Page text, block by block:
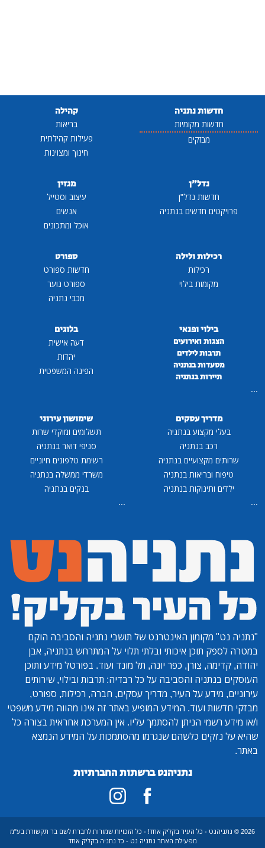
חדשות נתניה
חדשות מקומיות
מבזקים
קהילה
בריאות
פעילות קהילתית
חינוך ומצוינות
נדל"ן
חדשות נדל"ן
פרויקטים חדשים בנתניה
מגזין
עיצוב וסטייל
אנשים
אוכל ומתכונים
רכילות ולילה
רכילות
מקומות בילוי
ספורט
חדשות ספורט
ספורט נוער
מכבי נתניה
בילוי ופנאי
הצגות ואירועים
תרבות לילדים
מסעדות בנתניה
תיירות בנתניה
...
בלוגים
דעה אישית
יהדות
הפינה המשפטית
מדריך עסקים
בעלי מקצוע בנתניה
רכב בנתניה
שרותים מקצועיים בנתניה
טיפוח ובריאות בנתניה
ילדים ותינוקות בנתניה
...
שימושון עירוני
תשלומים ומוקדי שרות
סניפי דואר בנתניה
רשימת טלפונים חיוניים
משרדי ממשלה בנתניה
בנקים בנתניה
...
"נתניה נט" מקומון האינטרנט של תושבי נתניה והסביבה הוקם
במטרה לספק תוכן איכותי ובלתי תלוי על המתרחש בנתניה, אבן
יהודה, קדימה, צורן, כפר יונה, תל מונד ועוד. בפורטל מידע ותוכן
העוסקים בנתניה והסביבה על כל רבדיה: תרבות ובילוי, שירותים
עירוניים, מידע על העיר, מדריך עסקים, חברה, רכילות, ספורט,
מבזקי חדשות ועוד. המידע המופיע באתר זה אינו מהווה מידע משפטי
ו/או מידע רשמי הניתן להסתמך עליו. אין המערכת אחראית בצורה כל
שהיא על נזקים כלשהם שנגרמו מהסתמכות על המידע הנמצא
באתר.
נתניהנט ברשתות החברתיות
2026 © נתניהנט - כל העיר בקליק אחד! - כל הזכויות שמורות לחברת לשם בר תקשורת בע"מ
מפעילת האתר נתניה נט - כל נתניה בקליק אחד